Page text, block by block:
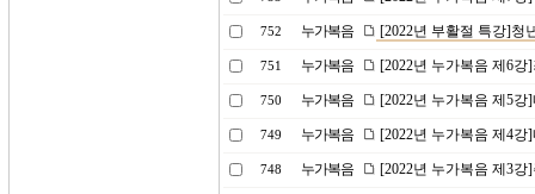
752 누가복음 [2022년 부활절 특강]청
751 누가복음 [2022년 누가복음 제6
750 누가복음 [2022년 누가복음 제5
749 누가복음 [2022년 누가복음 제4
748 누가복음 [2022년 누가복음 제3